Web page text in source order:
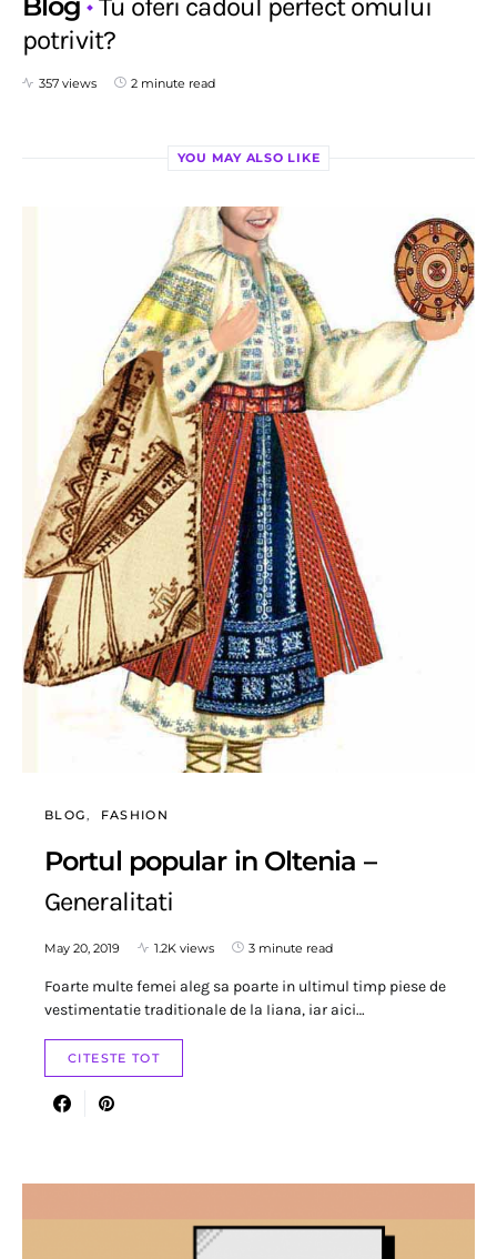
Tu oferi cadoul perfect omului
potrivit?
357 views 2 minute read
YOU MAY ALSO LIKE
BLOG FASHION
Portul popular in Oltenia –
Generalitati
May 20, 2019 1.2K views 3 minute read
Foarte multe femei aleg sa poarte in ultimul timp piese de
vestimentatie traditionale de la Iiana, iar aici…
CITESTE TOT